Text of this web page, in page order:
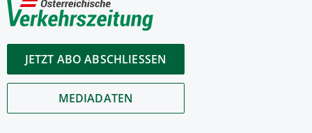
JETZT ABO ABSCHLIESSEN
MEDIADATEN